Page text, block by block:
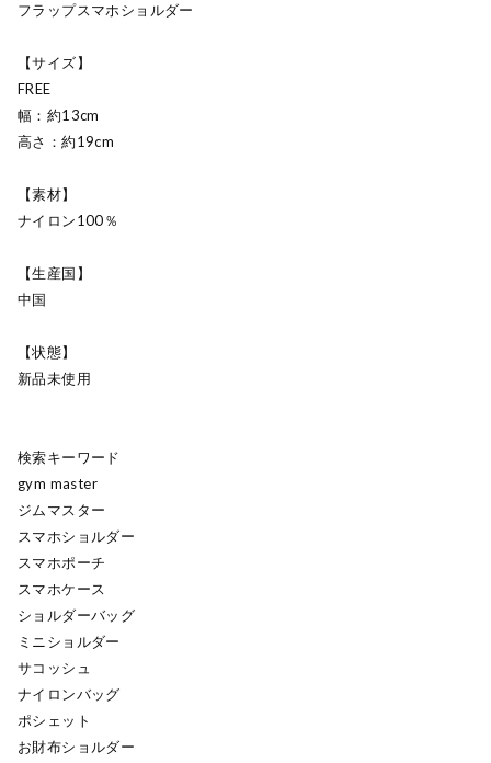
フラップスマホショルダー
【サイズ】
FREE
幅：約13cm
高さ：約19cm
【素材】
ナイロン100％
【生産国】
中国
【状態】
新品未使用
検索キーワード
gym master
ジムマスター
スマホショルダー
スマホポーチ
スマホケース
ショルダーバッグ
ミニショルダー
サコッシュ
ナイロンバッグ
ポシェット
お財布ショルダー